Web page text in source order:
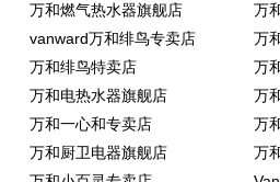
万和燃气热水器旗舰店
万
vanward万和绯鸟专卖店
万
万和绯鸟特卖店
万
万和电热水器旗舰店
万
万和一心和专卖店
万
万和厨卫电器旗舰店
万